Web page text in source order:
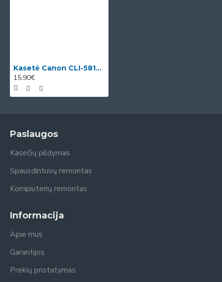
Kasetė Canon CLI-581Y XL (2051C001) OEM
15.90€
Paslaugos
Kasečių pildymas
Spausdintuvų remontas
Kompiuterių remontas
Informacija
Apie mus
Garantijos
Prekių pristatymas